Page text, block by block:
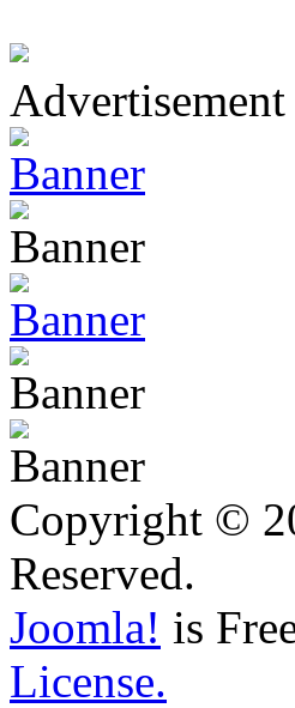
Advertisement
Copyright ©
Reserved.
Joomla! is
License.